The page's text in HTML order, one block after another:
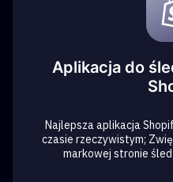
Aplikacja do
Najlepsza aplikacja
czasie rzeczywistym;
markowej stronie